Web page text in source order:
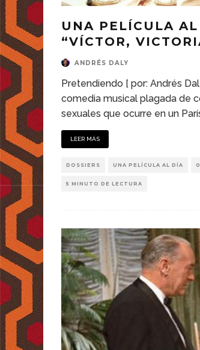
UNA PELÍCULA
“VÍCTOR,
ANDRÉS DALY
Pretendiendo [ por: Andrés
comedia musical plagada de
sexuales que ocurre en un
LEER MÁS
DOSSIERS UNA PELÍCULA AL DÍA
5 MINUTO DE LECTURA